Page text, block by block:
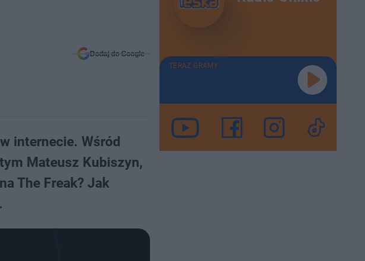
Dodaj do Google
internecie. Wśród
Mateusz Kubiszyn,
The Freak? Jak
TERAZ GRAMY